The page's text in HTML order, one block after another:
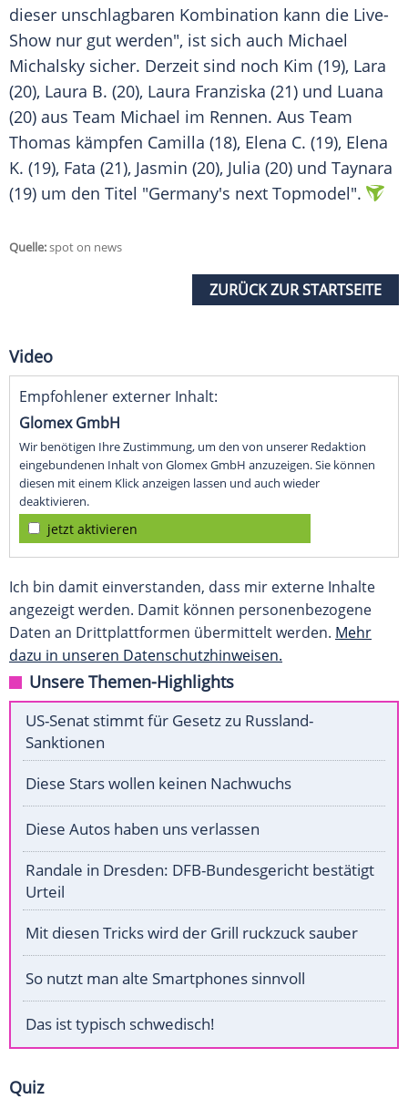
dieser unschlagbaren Kombination kann die Live-
Show nur gut werden", ist sich auch Michael
Michalsky sicher. Derzeit sind noch Kim (19), Lara
(20), Laura B. (20), Laura Franziska (21) und Luana
(20) aus Team Michael im Rennen. Aus Team
Thomas kämpfen Camilla (18), Elena C. (19), Elena
K. (19), Fata (21), Jasmin (20), Julia (20) und Taynara
(19) um den Titel "Germany's next Topmodel".
Quelle:spot on news
ZURÜCK ZUR STARTSEITE
Video
Empfohlener externer Inhalt:
Glomex GmbH
Wir benötigen Ihre Zustimmung, um den von unserer Redaktion
eingebundenen Inhalt von Glomex GmbH anzuzeigen. Sie können
diesen mit einem Klick anzeigen lassen und auch wieder
deaktivieren.
jetzt aktivieren
Ich bin damit einverstanden, dass mir externe Inhalte
angezeigt werden. Damit können personenbezogene
Daten an Drittplattformen übermittelt werden. Mehr
dazu in unseren Datenschutzhinweisen.
Unsere Themen-Highlights
US-Senat stimmt für Gesetz zu Russland-
Sanktionen
Diese Stars wollen keinen Nachwuchs
Diese Autos haben uns verlassen
Randale in Dresden: DFB-Bundesgericht bestätigt
Urteil
Mit diesen Tricks wird der Grill ruckzuck sauber
So nutzt man alte Smartphones sinnvoll
Das ist typisch schwedisch!
Quiz